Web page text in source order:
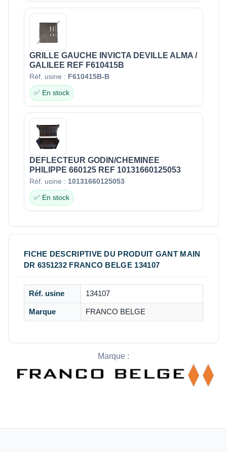
GRILLE GAUCHE INVICTA DEVILLE ALMA /
GALILEE REF F610415B
Réf. usine : F610415B-B
✅ En stock
DEFLECTEUR GODIN/CHEMINEE
PHILIPPE 660125 REF 10131660125053
Réf. usine : 10131660125053
✅ En stock
FICHE DESCRIPTIVE DU PRODUIT GANT MAIN
DR 6351232 FRANCO BELGE 134107
Réf. usine 134107
Marque FRANCO BELGE
Marque :